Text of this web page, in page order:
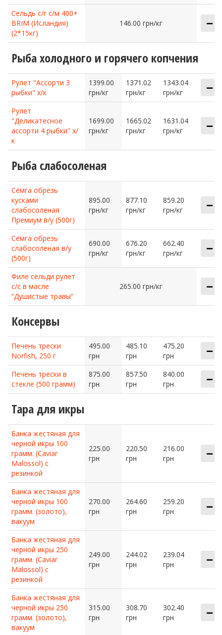
Сельдь с/г с/м 400+
BRIM (Исландия)
(2*15кг)
146.00 грн/кг
Рыба холодного и горячего копчения
Рулет "Ассорти 3
рыбки" х/к
1399.00
грн/кг
1371.02
грн/кг
1343.04
грн/кг
Рулет
"Деликатесное
ассорти 4 рыбки" х/
к
1699.00
грн/кг
1665.02
грн/кг
1631.04
грн/кг
Рыба слабосоленая
Сёмга обрезь
кусками
слабосоленая
Премиум в/у (500г)
895.00
грн/кг
877.10
грн/кг
859.20
грн/кг
Сёмга обрезь
слабосоленая в/у
(500г)
690.00
грн/кг
676.20
грн/кг
662.40
грн/кг
Филе сельди рулет
с/с в масле
“Душистые травы”
265.00 грн/кг
Консервы
Печень трески
Norfish, 250 г
495.00
грн
485.10
грн
475.20
грн
Печень трески в
стекле (500 грамм)
875.00
грн
857.50
грн
840.00
грн
Тара для икры
Банка жестяная для
черной икры 100
грамм. (Caviar
Malossol) с
резинкой
225.00
грн
220.50
грн
216.00
грн
Банка жестяная для
черной икры 100
грамм. (золото),
вакуум
270.00
грн
264.60
грн
259.20
грн
Банка жестяная для
черной икры 250
грамм. (Caviar
Malossol) с
резинкой
249.00
грн
244.02
грн
239.04
грн
Банка жестяная для
черной икры 250
грамм. (золото),
вакуум
315.00
грн
308.70
грн
302.40
грн